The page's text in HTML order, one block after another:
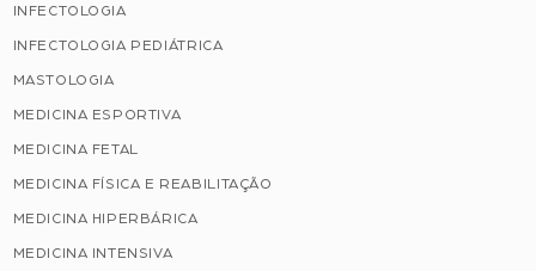
INFECTOLOGIA
INFECTOLOGIA PEDIÁTRICA
MASTOLOGIA
MEDICINA ESPORTIVA
MEDICINA FETAL
MEDICINA FÍSICA E REABILITAÇÃO
MEDICINA HIPERBÁRICA
MEDICINA INTENSIVA